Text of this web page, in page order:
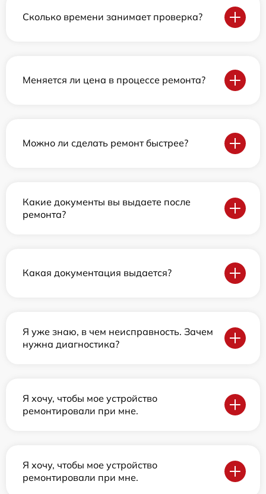
Сколько времени занимает проверка?
Меняется ли цена в процессе ремонта?
Можно ли сделать ремонт быстрее?
Какие документы вы выдаете после
ремонта?
Какая документация выдается?
Я уже знаю, в чем неисправность. Зачем
нужна диагностика?
Я хочу, чтобы мое устройство
ремонтировали при мне.
Я хочу, чтобы мое устройство
ремонтировали при мне.